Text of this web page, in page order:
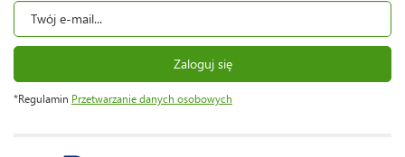
Zaloguj się
*Regulamin Przetwarzanie danych osobowych